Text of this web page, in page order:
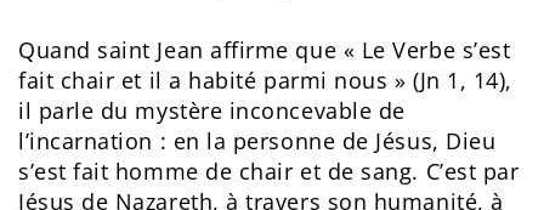
Quand saint Jean affirme que « Le Verbe s’est
fait chair et il a habité parmi nous » (Jn 1, 14),
il parle du mystère inconcevable de
l’incarnation : en la personne de Jésus, Dieu
s’est fait homme de chair et de sang. C’est par
Jésus de Nazareth, à travers son humanité, à